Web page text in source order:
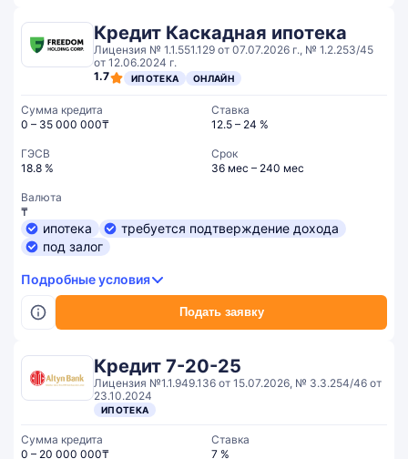
Кредит Каскадная ипотека
Лицензия № 1.1.551.129 от 07.07.2026 г., № 1.2.253/45
от 12.06.2024 г.
1.7
ИПОТЕКА ОНЛАЙН
Подать заявку
Сумма кредита
0 – 35 000 000₸
Ставка
12.5 – 24 %
ГЭСВ
18.8 %
Срок
36 мес – 240 мес
Валюта
₸
ипотека
требуется подтверждение дохода
под залог
Подробные условия
Кредит 7-20-25
Лицензия №1.1.949.136 от 15.07.2026, № 3.3.254/46 от
23.10.2024
ИПОТЕКА
Сумма кредита
0 – 20 000 000₸
Ставка
7 %